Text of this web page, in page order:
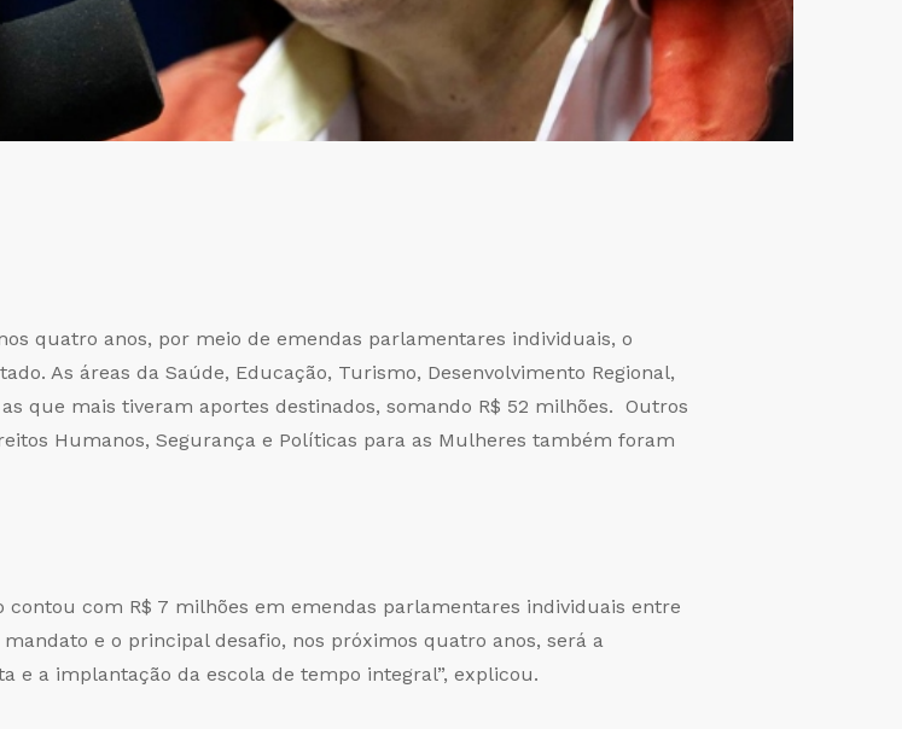
quatro anos, por meio de emendas parlamentares individuais, o
As áreas da Saúde, Educação, Turismo, Desenvolvimento Regional,
que mais tiveram aportes destinados, somando R$ 52 milhões. Outros
Humanos, Segurança e Políticas para as Mulheres também foram
contou com R$ 7 milhões em emendas parlamentares individuais entre
e o principal desafio, nos próximos quatro anos, será a
e a implantação da escola de tempo integral”, explicou.